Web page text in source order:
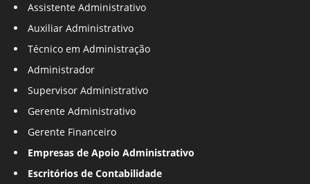
Assistente Administrativo
Auxiliar Administrativo
Técnico em Administração
Administrador
Supervisor Administrativo
Gerente Administrativo
Gerente Financeiro
Empresas de Apoio Administrativo
Escritórios de Contabilidade